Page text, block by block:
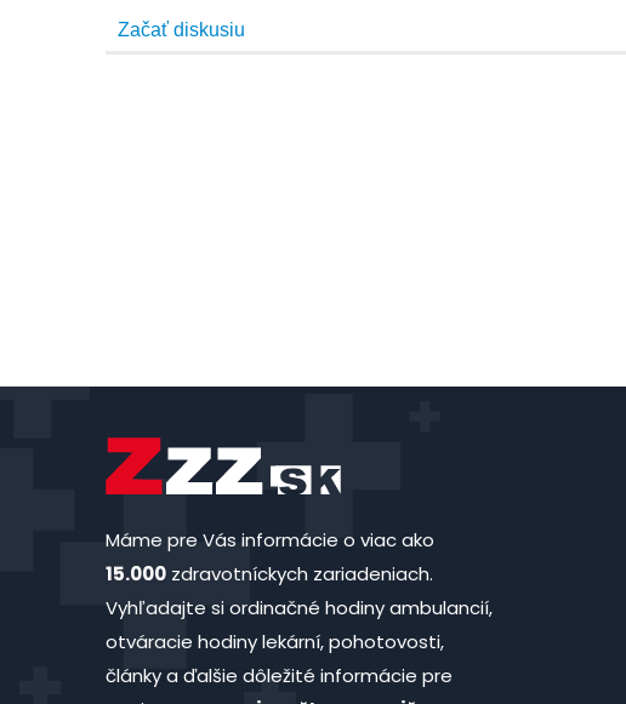
Máme pre Vás informácie o viac ako
15.000 zdravotníckych zariadeniach.
Vyhľadajte si ordinačné hodiny ambulancií,
otváracie hodiny lekární, pohotovosti,
články a ďalšie dôležité informácie pre